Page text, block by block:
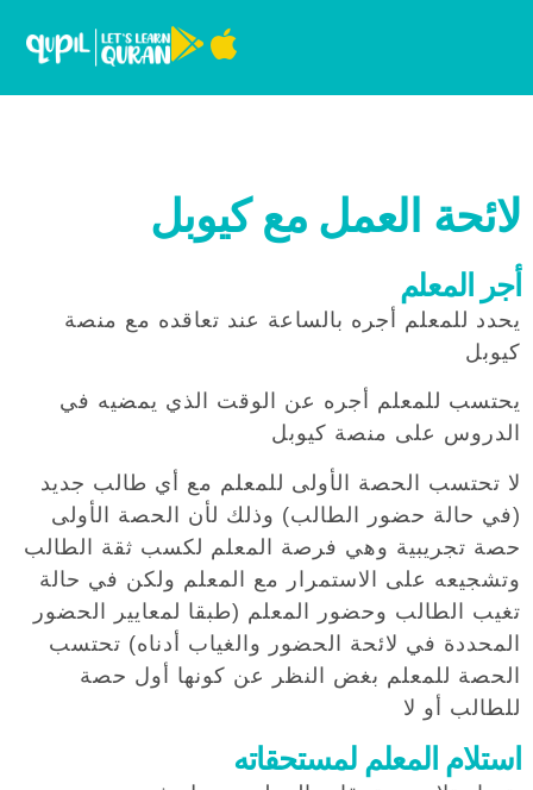
لائحة العمل مع كيوبل
أجر المعلم
يحدد للمعلم أجره بالساعة عند تعاقده مع منصة
كيوبل
يحتسب للمعلم أجره عن الوقت الذي يمضيه في
الدروس على منصة كيوبل
لا تحتسب الحصة الأولى للمعلم مع أي طالب جديد
(في حالة حضور الطالب) وذلك لأن الحصة الأولى
حصة تجريبية وهي فرصة المعلم لكسب ثقة الطالب
وتشجيعه على الاستمرار مع المعلم ولكن في حالة
تغيب الطالب وحضور المعلم (طبقا لمعايير الحضور
المحددة في لائحة الحضور والغياب أدناه) تحتسب
الحصة للمعلم بغض النظر عن كونها أول حصة
للطالب أو لا
استلام المعلم لمستحقاته